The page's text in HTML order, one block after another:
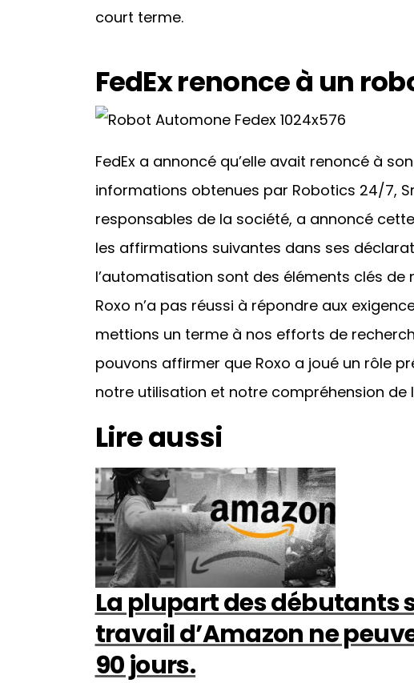
court terme.
FedEx renonce à un
FedEx a annoncé qu’elle avait renoncé à
informations obtenues par Robotics 24/7,
responsables de la société, a annoncé
les affirmations suivantes dans ses
l’automatisation sont des éléments clés de
Roxo n’a pas réussi à répondre aux
mettions un terme à nos efforts de
pouvons affirmer que Roxo a joué un rôle
notre utilisation et notre compréhension de
Lire aussi
La plupart des débutants
travail d’Amazon ne
90 jours.